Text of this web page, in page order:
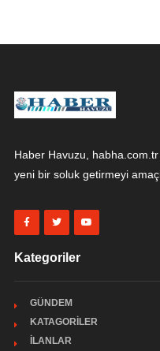
Haber Havuzu,
yeni bir soluk getirmeyi
Kategoriler
GÜNDEM
KATAGORİLER
İLANLAR